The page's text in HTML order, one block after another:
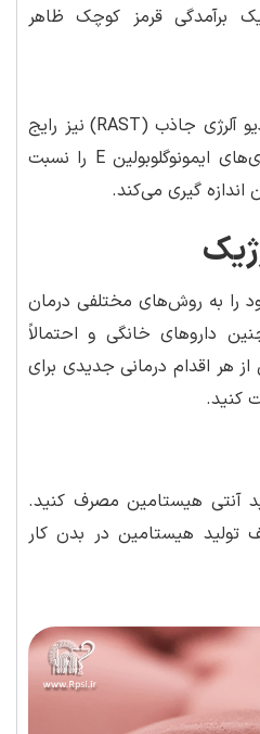
برآمدگی قرمز کوچک ظاهر
آزمایش خون یا تست رادیو آلرژی جاذب (RAST) نیز رایج
است. RAST مقدار آنتی‌بادی‌های ایمونوگلوبولین E را نسبت
گیری می‌کند.
را به روش‌های مختلفی درمان
داروهای خانگی و احتمالاً
هر اقدام درمانی جدیدی برای
کنید.
آنتی هیستامین مصرف کنید.
تولید هیستامین در بدن کار